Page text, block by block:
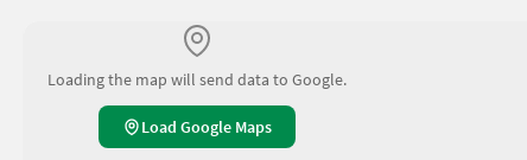
Loading the map will send data to Google.
Load Google Maps